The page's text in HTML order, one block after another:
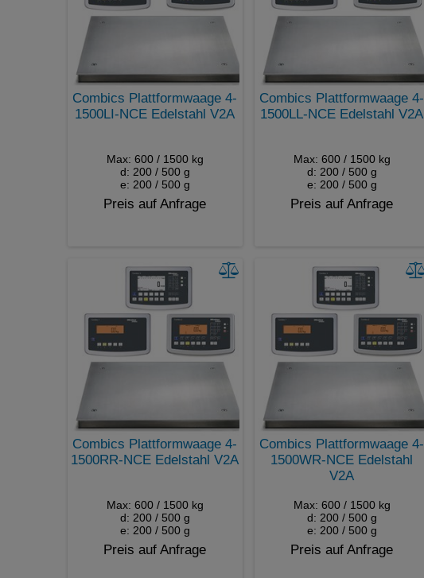
Combics Plattformwaage 4-
1500LI-NCE Edelstahl V2A
Max: 600 / 1500 kg
d: 200 / 500 g
e: 200 / 500 g
Preis auf Anfrage
Combics Plattformwaage 4-
1500LL-NCE Edelstahl V2A
Max: 600 / 1500 kg
d: 200 / 500 g
e: 200 / 500 g
Preis auf Anfrage
Combics Plattformwaage 4-
1500RR-NCE Edelstahl V2A
Max: 600 / 1500 kg
d: 200 / 500 g
e: 200 / 500 g
Preis auf Anfrage
Combics Plattformwaage 4-
1500WR-NCE Edelstahl
V2A
Max: 600 / 1500 kg
d: 200 / 500 g
e: 200 / 500 g
Preis auf Anfrage